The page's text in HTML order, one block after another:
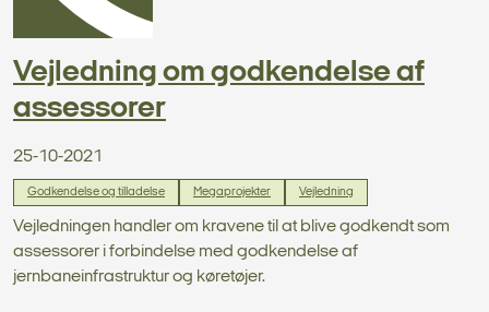
Vejledning om godkendelse af
assessorer
25-10-2021
Godkendelse og tilladelse Megaprojekter Vejledning
Vejledningen handler om kravene til at blive godkendt som
assessorer i forbindelse med godkendelse af
jernbaneinfrastruktur og køretøjer.